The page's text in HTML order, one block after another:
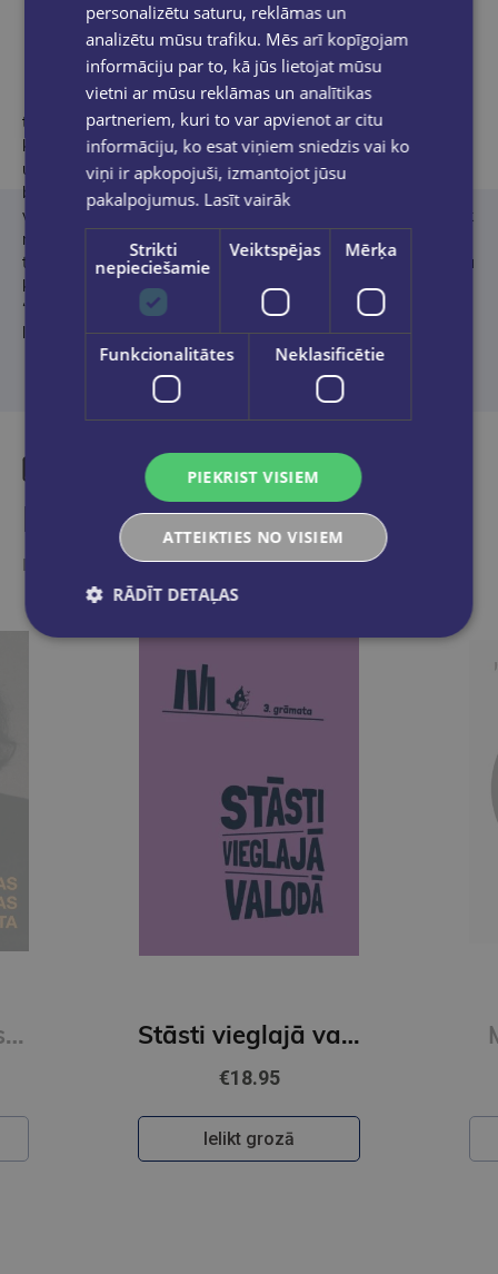
Produkta apraksts
Dzejniece, prozaiķe un dramaturģeInga Gaile (1976)
trīsdesmit rakstniecības gados ir laidusi klajā deviņus dzejas
krājumus (no tiem divus bērniem), sešas lugas, piecus romānus
un nu jau arī otro stāstu krājumu. Viņas darbi tulkoti angļu,
bengāļu, igauņu, itāļu, lietuviešu, poļu, spāņu, vācu, zviedru u. c.
valodās. Lasītāji un žūrijas viņas veikumu ir novērtējuši ar vairāk
nekā desmit dažādām balvām un prēmijām. Inga Gaile ir
trīskārtēja Latvijas Literatūras gada balvas laureāte: par dzejoļu
krājumu bērniem “Vai otrā grupa mani dzird?” (2015), romānu
“Skaistās” (
Dienas Grāmata
, 2020) un par dramaturģijas darbu,
lugu “Sliktā māte” (Dienas Grāmata, 2025).
Līdzīgas preces
Ieskaties, varbūt noder
Franas Lībovicas lasāmgrāmata Stāsti vieglajā valodā 3. grāmata
€18.95
Ielikt grozā
personalizētu saturu, reklāmas un
analizētu mūsu trafiku. Mēs arī kopīgojam
informāciju par to, kā jūs lietojat mūsu
vietni ar mūsu reklāmas un analītikas
partneriem, kuri to var apvienot ar citu
informāciju, ko esat viņiem sniedzis vai ko
viņi ir apkopojuši, izmantojot jūsu
pakalpojumus. Lasīt vairāk
Strikti
nepieciešamie
Veiktspējas Mērķa
Funkcionalitātes Neklasificētie
PIEKRIST VISIEM
ATTEIKTIES NO VISIEM
RĀDĪT DETAĻAS